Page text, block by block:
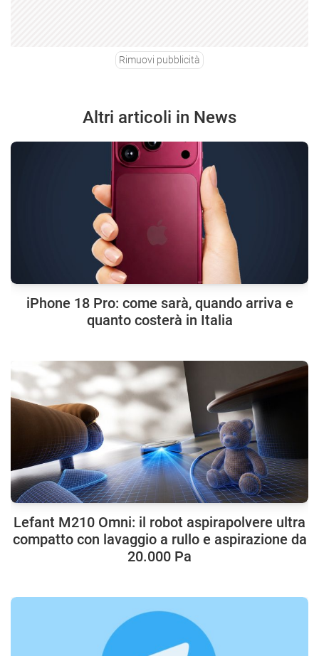
Rimuovi pubblicità
Altri articoli in News
iPhone 18 Pro: come sarà, quando arriva e
quanto costerà in Italia
Lefant M210 Omni: il robot aspirapolvere ultra
compatto con lavaggio a rullo e aspirazione da
20.000 Pa